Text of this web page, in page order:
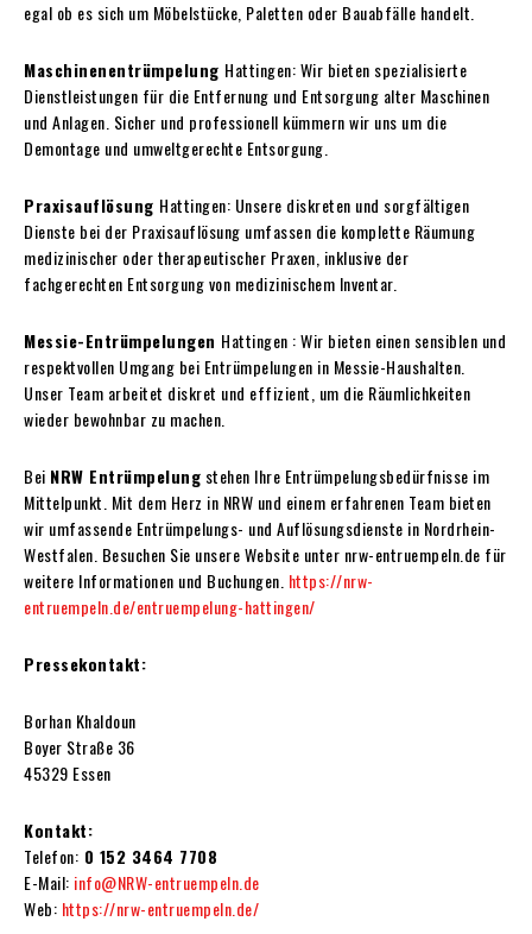
egal ob es sich um Möbelstücke, Paletten oder Bauabfälle handelt.
Maschinenentrümpelung Hattingen: Wir bieten spezialisierte
Dienstleistungen für die Entfernung und Entsorgung alter Maschinen
und Anlagen. Sicher und professionell kümmern wir uns um die
Demontage und umweltgerechte Entsorgung.
Praxisauflösung Hattingen: Unsere diskreten und sorgfältigen
Dienste bei der Praxisauflösung umfassen die komplette Räumung
medizinischer oder therapeutischer Praxen, inklusive der
fachgerechten Entsorgung von medizinischem Inventar.
Messie-Entrümpelungen Hattingen : Wir bieten einen sensiblen und
respektvollen Umgang bei Entrümpelungen in Messie-Haushalten.
Unser Team arbeitet diskret und effizient, um die Räumlichkeiten
wieder bewohnbar zu machen.
Bei NRW Entrümpelung stehen Ihre Entrümpelungsbedürfnisse im
Mittelpunkt. Mit dem Herz in NRW und einem erfahrenen Team bieten
wir umfassende Entrümpelungs- und Auflösungsdienste in Nordrhein-
Westfalen. Besuchen Sie unsere Website unter nrw-entruempeln.de für
weitere Informationen und Buchungen. https://nrw-
entruempeln.de/entruempelung-hattingen/
Pressekontakt:
Borhan Khaldoun
Boyer Straße 36
45329 Essen
Kontakt:
Telefon: 0 152 3464 7708
E-Mail: info@NRW-entruempeln.de
Web: https://nrw-entruempeln.de/